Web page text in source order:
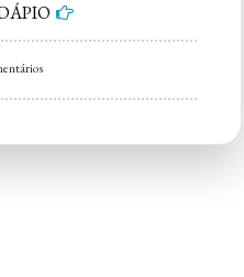
em
Jack